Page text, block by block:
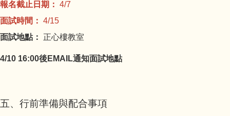
報名截止日期： 4/7
面試時間： 4/15
面試地點：
正心樓教室
4/10 16:00後EMAIL通知面試地點
五、行前準備與配合事項